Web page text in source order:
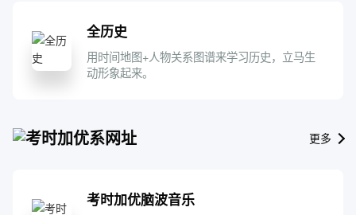
全历史
用时间地图+人物关系图谱来学习历史，立马生
动形象起来。
考时加优系网址 更多
考时加优脑波音乐